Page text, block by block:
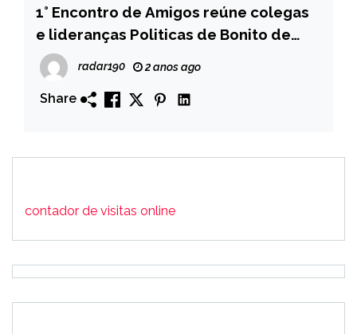
1° Encontro de Amigos reúne colegas
e lideranças Politicas de Bonito de
Santa Fé; fotos.
radar190 2 anos ago
Share
contador de visitas online